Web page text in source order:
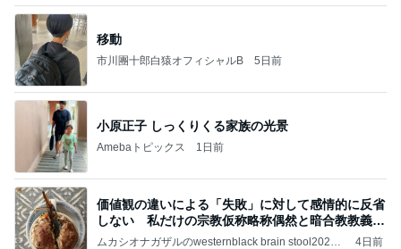
移動
市川團十郎白猿オフィシャルB 5日前
小原正子 しっくりくる家族の光景
Amebaトピックス 1日前
価値観の違いによる「失敗」に対して感情的に反省
しない 私だけの宗教仮称略称偶然と暗合教教義候
補
ムカシオナガザルのwesternblack brain stool2024
4日前